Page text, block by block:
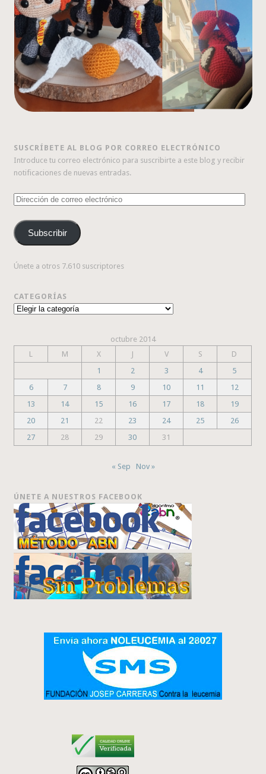
SUSCRÍBETE AL BLOG POR CORREO ELECTRÓNICO
Introduce tu correo electrónico para suscribirte a este blog y recibir
notificaciones de nuevas entradas.
Dirección
correo
electrónico
Subscribir
Únete a otros 7.610 suscriptores
CATEGORÍAS
Categorías
octubre 2014
L
M X J V S
D
1
2 3 4
5
6
7 8 9 10 11
12
13
14 15 16 17 18
19
20
21 22 23 24 25
26
27
28 29 30 31
« Sep Nov »
ÚNETE A NUESTROS FACEBOOK